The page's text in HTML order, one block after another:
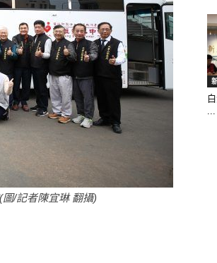
活
新
聞
/記者陳宜琳 翻攝)
...